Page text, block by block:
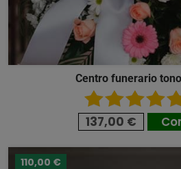
Centro funerario
137,00 €
110,00 €